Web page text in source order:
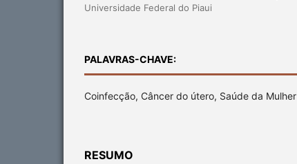
Universidade Federal do Piaui
PALAVRAS-CHAVE:
Coinfecção, Câncer do útero, Saúde da Mulher
RESUMO